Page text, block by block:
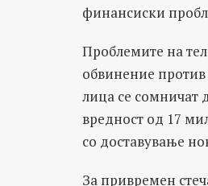
финансиски
Проблемите на
обвинение
лица се сомничат
вредност од 17
со доставување
За привремен